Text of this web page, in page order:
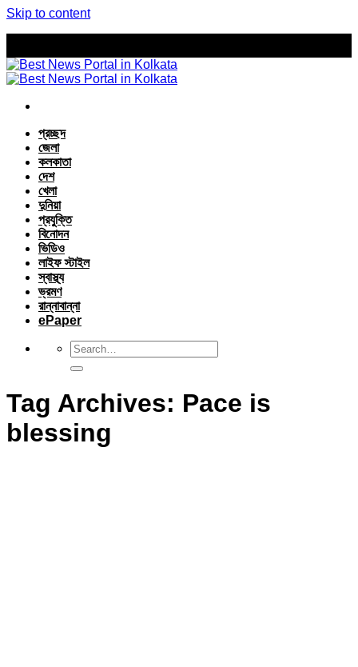
Skip to content
প্রচ্ছদ
জেলা
কলকাতা
দেশ
খেলা
দুনিয়া
প্রযুক্তি
বিনোদন
ভিডিও
লাইফ স্টাইল
স্বাস্থ্য
ভ্রমণ
রান্নাবান্না
ePaper
Tag Archives: Pace is
blessing